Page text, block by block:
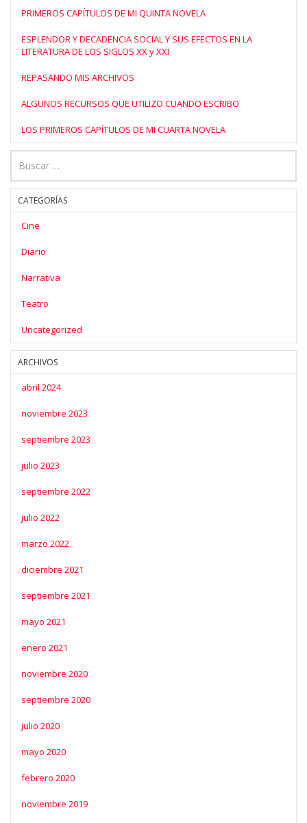
PRIMEROS CAPÍTULOS DE MI QUINTA NOVELA
ESPLENDOR Y DECADENCIA SOCIAL Y SUS EFECTOS EN LA
LITERATURA DE LOS SIGLOS XX y XXI
REPASANDO MIS ARCHIVOS
ALGUNOS RECURSOS QUE UTILIZO CUANDO ESCRIBO
LOS PRIMEROS CAPÍTULOS DE MI CUARTA NOVELA
CATEGORÍAS
Cine
Diario
Narrativa
Teatro
Uncategorized
ARCHIVOS
abril 2024
noviembre 2023
septiembre 2023
julio 2023
septiembre 2022
julio 2022
marzo 2022
diciembre 2021
septiembre 2021
mayo 2021
enero 2021
noviembre 2020
septiembre 2020
julio 2020
mayo 2020
febrero 2020
noviembre 2019